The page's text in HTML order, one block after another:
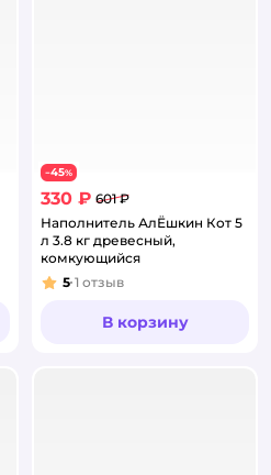
−45%
330 ₽ 601 ₽
Наполнитель АлЁшкин Кот 5
л 3.8 кг древесный,
комкующийся
Рейтинг:
5 1 отзыв
В корзину